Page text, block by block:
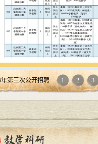
年第三次公开招聘 1 2 3